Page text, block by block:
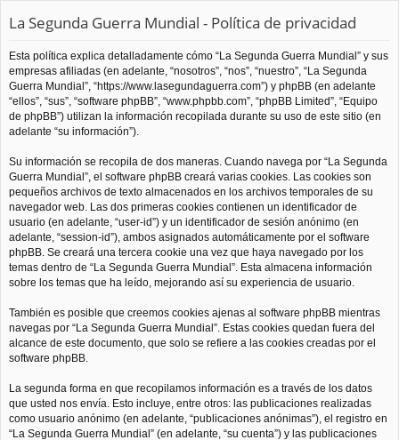
La Segunda Guerra Mundial - Política de privacidad
Esta política explica detalladamente cómo “La Segunda Guerra Mundial” y sus
empresas afiliadas (en adelante, “nosotros”, “nos”, “nuestro”, “La Segunda
Guerra Mundial”, “https://www.lasegundaguerra.com”) y phpBB (en adelante
“ellos”, “sus”, “software phpBB”, “www.phpbb.com”, “phpBB Limited”, “Equipo
de phpBB”) utilizan la información recopilada durante su uso de este sitio (en
adelante “su información”).
Su información se recopila de dos maneras. Cuando navega por “La Segunda
Guerra Mundial”, el software phpBB creará varias cookies. Las cookies son
pequeños archivos de texto almacenados en los archivos temporales de su
navegador web. Las dos primeras cookies contienen un identificador de
usuario (en adelante, “user-id”) y un identificador de sesión anónimo (en
adelante, “session-id”), ambos asignados automáticamente por el software
phpBB. Se creará una tercera cookie una vez que haya navegado por los
temas dentro de “La Segunda Guerra Mundial”. Esta almacena información
sobre los temas que ha leído, mejorando así su experiencia de usuario.
También es posible que creemos cookies ajenas al software phpBB mientras
navegas por “La Segunda Guerra Mundial”. Estas cookies quedan fuera del
alcance de este documento, que solo se refiere a las cookies creadas por el
software phpBB.
La segunda forma en que recopilamos información es a través de los datos
que usted nos envía. Esto incluye, entre otros: las publicaciones realizadas
como usuario anónimo (en adelante, “publicaciones anónimas”), el registro en
“La Segunda Guerra Mundial” (en adelante, “su cuenta”) y las publicaciones